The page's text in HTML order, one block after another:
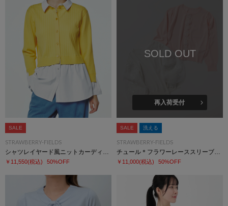
SALE
STRAWBERRY-FIELDS
￥11,550(税込) 50%OFF
SOLD OUT
再入荷受付
SALE 洗える
STRAWBERRY-FIELDS
￥11,000(税込) 50%OFF